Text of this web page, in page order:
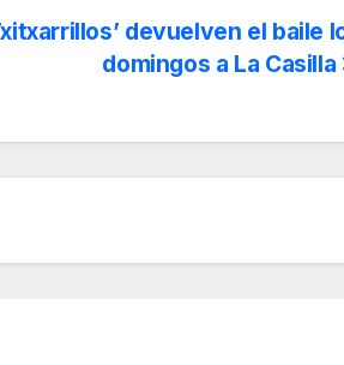
devuelven el baile
domingos a La Casilla